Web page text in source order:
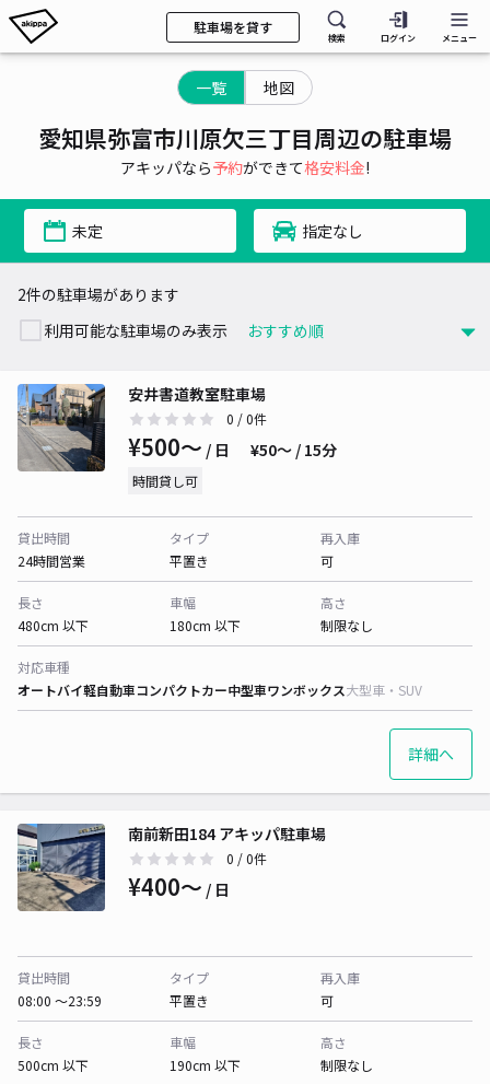
駐車場を貸す
検索 ログイン メニュー
一覧 地図
愛知県弥富市川原欠三丁目周辺の駐車場
アキッパなら予約ができて格安料金!
未定 指定なし
2件の駐車場があります
利用可能な駐車場のみ表示
安井書道教室駐車場
0 / 0件
¥500〜 / 日 ¥50〜 / 15分
時間貸し可
貸出時間
24時間営業
タイプ
平置き
再入庫
可
長さ
480cm 以下
車幅
180cm 以下
高さ
制限なし
対応車種
オートバイ軽自動車コンパクトカー中型車ワンボックス大型車・SUV
詳細へ
南前新田184 アキッパ駐車場
0 / 0件
¥400〜 / 日
貸出時間
08:00 〜23:59
タイプ
平置き
再入庫
可
長さ
500cm 以下
車幅
190cm 以下
高さ
制限なし